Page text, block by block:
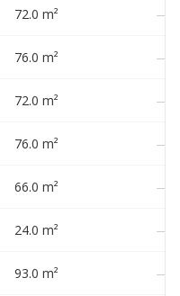
72.0 m² —
76.0 m² —
72.0 m² —
76.0 m² —
66.0 m² —
24.0 m² —
93.0 m² —